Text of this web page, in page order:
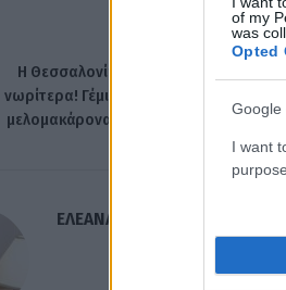
of my
was
Opted
Google
I want
ΠΡΟΗΓΟΎΜΕΝΟ
H Θεσσαλονίκη φέρνει τα
νωρίτερα! Γέμισαν τα ζαχαροπλαστεία
μελομακάρονα και κουραμπιέδες
ΕΛΕΑΝΑ ΖΑΜΠΑΡΑ